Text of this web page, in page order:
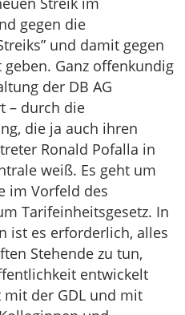
gegen die
und damit gegen
geben. Ganz offenkundig
der DB AG
– durch die
die ja auch ihren
Ronald Pofalla in
weiß. Es geht um
im Vorfeld des
Tarifeinheitsgesetz. In
ist es erforderlich, alles
Stehende zu tun,
entwickelt
der GDL und mit